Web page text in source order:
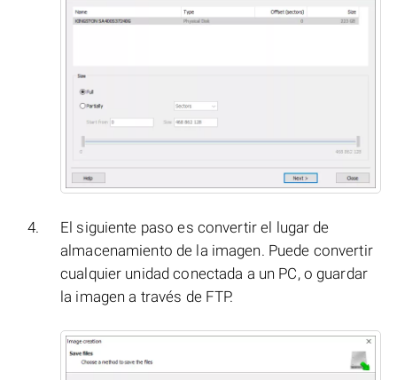
El siguiente paso es convertir el lugar de
almacenamiento de la imagen. Puede convertir
cualquier unidad conectada a un PC, o guardar
la imagen a través de FTP.